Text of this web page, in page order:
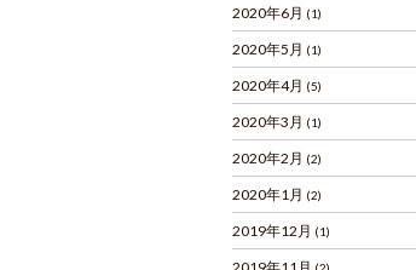
2020年6月 (1)
2020年5月 (1)
2020年4月 (5)
2020年3月 (1)
2020年2月 (2)
2020年1月 (2)
2019年12月 (1)